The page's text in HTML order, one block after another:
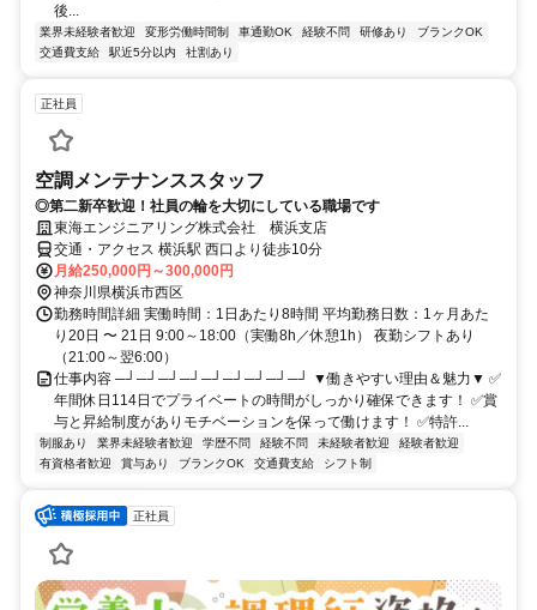
後...
業界未経験者歓迎 変形労働時間制 車通勤OK 経験不問 研修あり
ブランクOK
交通費支給
駅近5分以内 社割あり
正社員
空調メンテナンススタッフ
◎第二新卒歓迎！社員の輪を大切にしている職場です
東海エンジニアリング株式会社 横浜支店
交通・アクセス 横浜駅 西口より徒歩10分
月給250,000円～300,000円
神奈川県横浜市西区
勤務時間詳細 実働時間：1日あたり8時間 平均勤務日数：1ヶ月あた
り20日 〜 21日 9:00～18:00（実働8h／休憩1h） 夜勤シフトあり
（21:00～翌6:00）
仕事内容 ─┘─┘─┘─┘─┘─┘─┘─┘─┘ ▼働きやすい理由＆魅力▼ ✅
年間休日114日でプライベートの時間がしっかり確保できます！ ✅賞
与と昇給制度がありモチベーションを保って働けます！ ✅特許...
制服あり 業界未経験者歓迎 学歴不問 経験不問 未経験者歓迎
経験者歓迎
有資格者歓迎
賞与あり ブランクOK 交通費支給 シフト制
正社員